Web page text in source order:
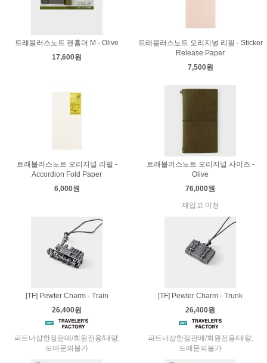
트래블러스노트 펜홀더 M - Olive
17,600원
트래블러스노트 오리지널 리필 - Sticker
Release Paper
7,500원
트래블러스노트 오리지널 리필 -
Accordion Fold Paper
6,000원
트래블러스노트 오리지널 사이즈 -
Olive
76,000원
재입고 미정
[TF] Pewter Charm - Train
26,400원
파트너샵한정판매/회원전용/대량,
도매문의불가
[TF] Pewter Charm - Trunk
26,400원
파트너샵한정판매/회원전용/대량,
도매문의불가